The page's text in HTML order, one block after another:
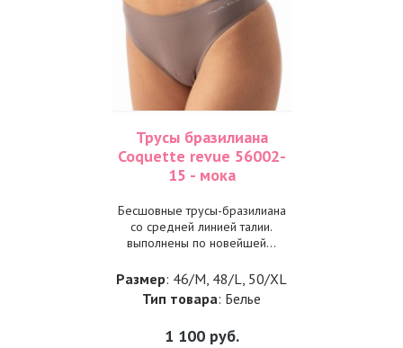
Трусы бразилиана
Coquette revue 56002-
15 - мока
Бесшовные трусы-бразилиана
co средней линией талии.
выполнены по новейшей...
Размер: 46/M, 48/L, 50/XL
Тип товара: Белье
1 100руб.